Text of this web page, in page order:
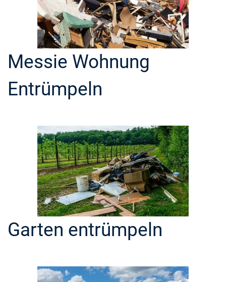
Messie Wohnung
Entrümpeln
Garten entrümpeln